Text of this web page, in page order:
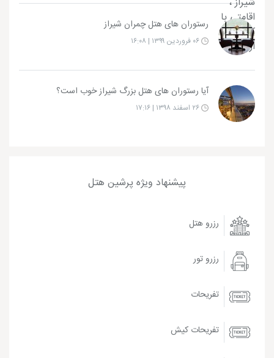
رستوران های هتل چمران شیراز
آیا رستوران های هتل بزرگ شیراز خوب است؟
پیشنهاد ویژه پرشین هتل
رزرو هتل
رزرو تور
تفریحات
تفریحات کیش